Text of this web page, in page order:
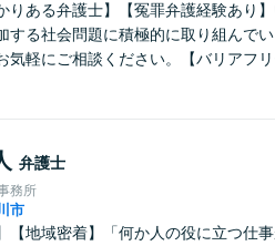
りある弁護士】【冤罪弁護経験あり
する社会問題に積極的に取り組んで
気軽にご相談ください。【バリアフリ
弁護士
務所
市
【地域密着】「何か人の役に立つ仕